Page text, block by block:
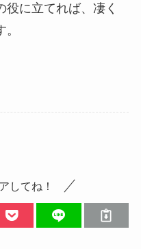
役に立てれば、凄く
してね！